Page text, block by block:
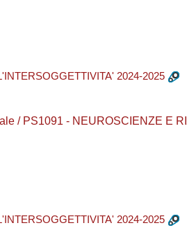
2024-2025
/ PS1091 - NEUROSCIENZE E
2024-2025